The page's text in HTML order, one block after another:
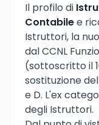
Il profilo di
Contabilee
Istruttori, la
dal CCNL
(sottoscritto il
sostituzione
e D. L'ex
degli Istruttori.